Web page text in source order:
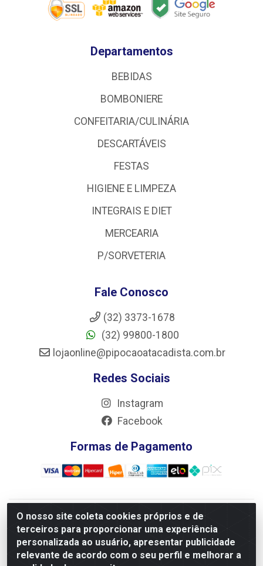
O nosso site coleta cookies próprios e de
terceiros para proporcionar uma experiência
personalizada ao usuário, apresentar publicidade
relevante de acordo com o seu perfil e melhorar a
Departamentos
BEBIDAS
BOMBONIERE
CONFEITARIA/CULINÁRIA
DESCARTÁVEIS
FESTAS
HIGIENE E LIMPEZA
INTEGRAIS E DIET
MERCEARIA
P/SORVETERIA
Fale Conosco
(32) 3373-1678
(32) 99800-1800
lojaonline@pipocaoatacadista.com.br
Redes Sociais
Instagram
Facebook
Formas de Pagamento
JRS Distribuição e Logística LTDA - Rua Antônio do
Sacramento Torga 70, Vila Nossa Senhora de Fatima - São
João Del Rei/MG - CEP 36305-334 - CNPJ 66.194.085/0001-
02